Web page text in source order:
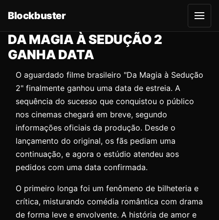
Blockbuster
A
b
r
u
DA MAGIA À SEDUÇÃO 2
GANHA DATA
O aguardado filme brasileiro "Da Magia à Sedução
2" finalmente ganhou uma data de estreia. A
sequência do sucesso que conquistou o público
nos cinemas chegará em breve, segundo
informações oficiais da produção. Desde o
lançamento do original, os fãs pediam uma
continuação, e agora o estúdio atendeu aos
pedidos com uma data confirmada.
O primeiro longa foi um fenômeno de bilheteria e
crítica, misturando comédia romântica com drama
de forma leve e envolvente. A história de amor e